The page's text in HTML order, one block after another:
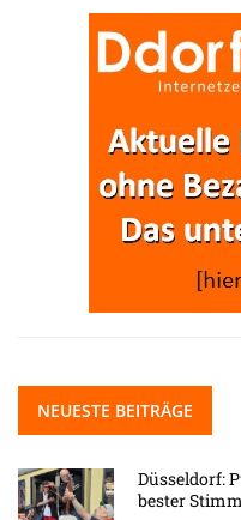
NEUESTE BEITRÄGE
Düsseldorf:
bester